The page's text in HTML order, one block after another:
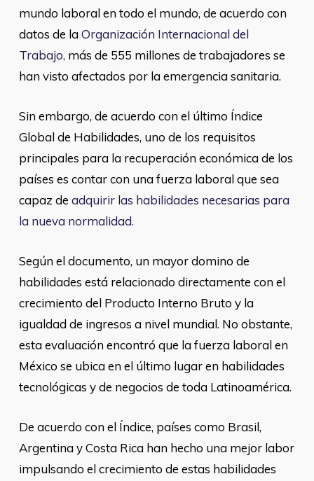
mundo laboral en todo el mundo, de acuerdo con
datos de laOrganización Internacional del
Trabajo, más de 555 millones de trabajadores se
han visto afectados por la emergencia sanitaria.
Sin embargo, de acuerdo con el último Índice
Global de Habilidades, uno de los requisitos
principales para la recuperación económica de los
países es contar con una fuerza laboral que sea
capaz de adquirir las habilidades necesarias para
la nueva normalidad.
Según el documento, un mayor domino de
habilidades está relacionado directamente con el
crecimiento del Producto Interno Bruto y la
igualdad de ingresos a nivel mundial. No obstante,
esta evaluación encontró que la fuerza laboral en
México se ubica en el último lugar en habilidades
tecnológicas y de negocios de toda Latinoamérica.
De acuerdo con el Índice, países como Brasil,
Argentina y Costa Rica han hecho una mejor labor
impulsando el crecimiento de estas habilidades